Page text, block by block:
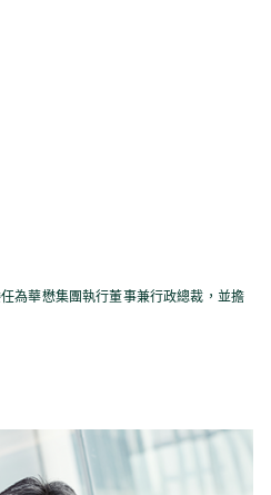
為華懋集團執行董事兼行政總裁，並擔